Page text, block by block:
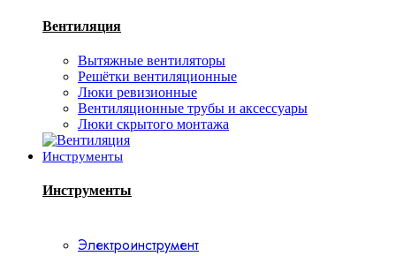
Вентиляция
Вытяжные вентиляторы
Решётки вентиляционные
Люки ревизионные
Вентиляционные трубы и аксессуары
Люки скрытого монтажа
Инструменты
Инструменты
Электроинструмент